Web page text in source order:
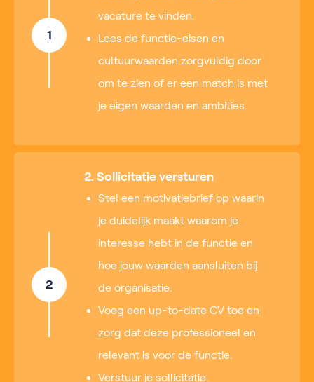
1
vacature te vinden.
Lees de functie-eisen en
cultuurwaarden zorgvuldig door
om te zien of er een match is met
je eigen waarden en ambities.
2
2. Sollicitatie versturen
Stel een motivatiebrief op waarin
je duidelijk maakt waarom je
interesse hebt in de functie en
hoe jouw waarden aansluiten bij
de organisatie.
Voeg een up-to-date CV toe en
zorg dat deze professioneel en
relevant is voor de functie.
Verstuur je sollicitatie.